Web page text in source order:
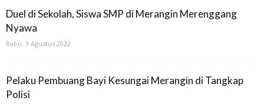
Duel di Sekolah, Siswa SMP di Merangin Merenggang
Nyawa
Rabu, 3 Agustus 2022
Pelaku Pembuang Bayi Kesungai Merangin di Tangkap
Polisi